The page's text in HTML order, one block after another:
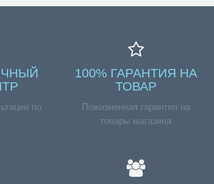
по
100% ГАРАНТИЯ НА
ТОВАР
Пожизненная гарантия на
товары магазина